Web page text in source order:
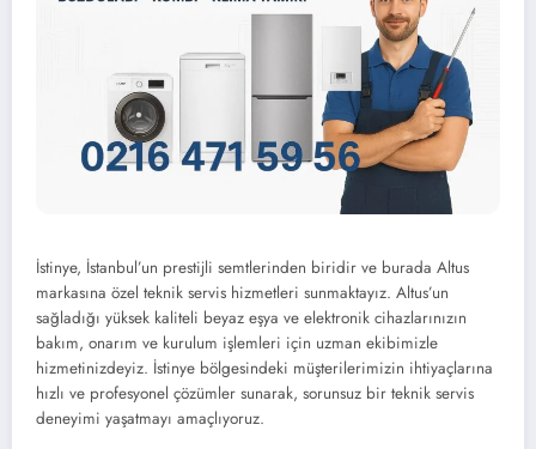
İstinye, İstanbul’un prestijli semtlerinden biridir ve burada Altus
markasına özel teknik servis hizmetleri sunmaktayız. Altus’un
sağladığı yüksek kaliteli beyaz eşya ve elektronik cihazlarınızın
bakım, onarım ve kurulum işlemleri için uzman ekibimizle
hizmetinizdeyiz. İstinye bölgesindeki müşterilerimizin ihtiyaçlarına
hızlı ve profesyonel çözümler sunarak, sorunsuz bir teknik servis
deneyimi yaşatmayı amaçlıyoruz.